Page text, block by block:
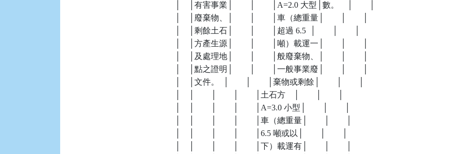
    │    │有害事業│        │        │A=2.0 大型│數。    │        │
    │    │廢棄物、│        │        │車（總重量│        │        │
    │    │剩餘土石│        │        │超過 6.5  │        │        │
    │    │方產生源│        │        │噸）載運一│        │        │
    │    │及處理地│        │        │般廢棄物、│        │        │
    │    │點之證明│        │        │一般事業廢│        │        │
    │    │文件。  │        │        │棄物或剩餘│        │        │
    │    │        │        │        │土石方    │        │        │
    │    │        │        │        │A=3.0 小型│        │        │
    │    │        │        │        │車（總重量│        │        │
    │    │        │        │        │6.5 噸或以│        │        │
    │    │        │        │        │下）載運有│        │        │